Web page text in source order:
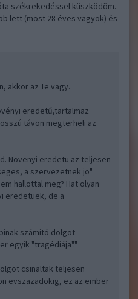
székrekedéssel küszködöm.
lett (most 28 éves vagyok) és
akkor az Te vagy.
eredetű,tartalmaz
távon megterheli az
Novenyi eredetu az teljesen
a szervezetnek jo"
hallottal meg? Hat olyan
eredetuek, de a
számító dolgot
egyik "tragédiája"."
csinaltak teljesen
evszazadokig, ez az ember